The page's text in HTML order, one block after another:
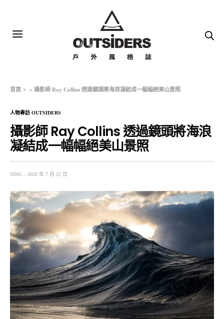
首頁 »攝影師 Ray Collins 透過鏡頭將海浪凝結成一幅幅絕美山景照
人物專訪 OUTSIDERS
攝影師 Ray Collins 透過鏡頭將海浪
凝結成一幅幅絕美山景照
NING 2020 年 7 月 22 日